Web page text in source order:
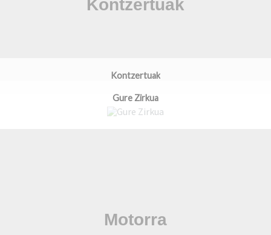
Kontzertuak
Gure Zirkua